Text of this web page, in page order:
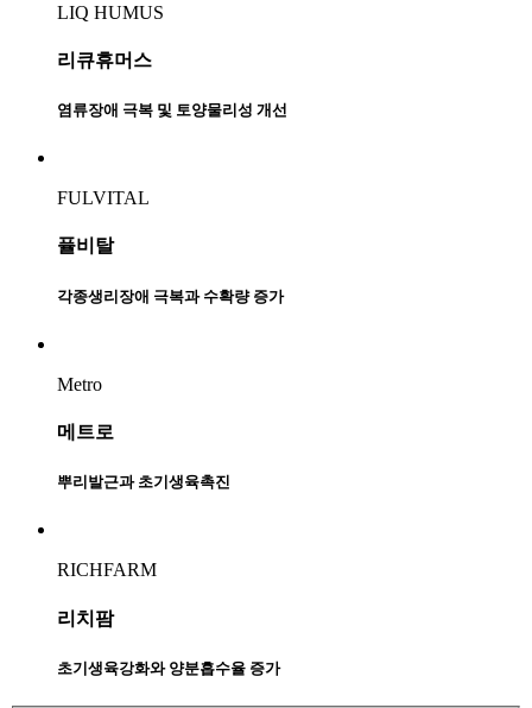
LIQ HUMUS
리큐휴머스
염류장애 극복 및 토양물리성 개선
FULVITAL
퓰비탈
각종생리장애 극복과 수확량 증가
Metro
메트로
뿌리발근과 초기생육촉진
RICHFARM
리치팜
초기생육강화와 양분흡수율 증가